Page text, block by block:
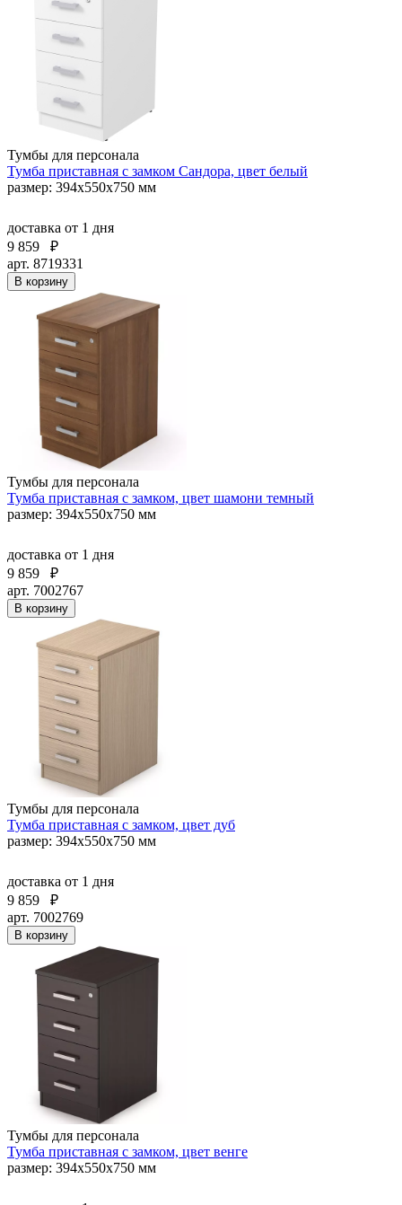
Тумбы для персонала
Тумба приставная с замком Сандора, цвет белый
размер: 394х550х750 мм
доставка от 1 дня
9 859
₽
арт. 8719331
В корзину
Тумбы для персонала
Тумба приставная с замком, цвет шамони темный
размер: 394х550х750 мм
доставка от 1 дня
9 859
₽
арт. 7002767
В корзину
Тумбы для персонала
Тумба приставная с замком, цвет дуб
размер: 394х550х750 мм
доставка от 1 дня
9 859
₽
арт. 7002769
В корзину
Тумбы для персонала
Тумба приставная с замком, цвет венге
размер: 394х550х750 мм